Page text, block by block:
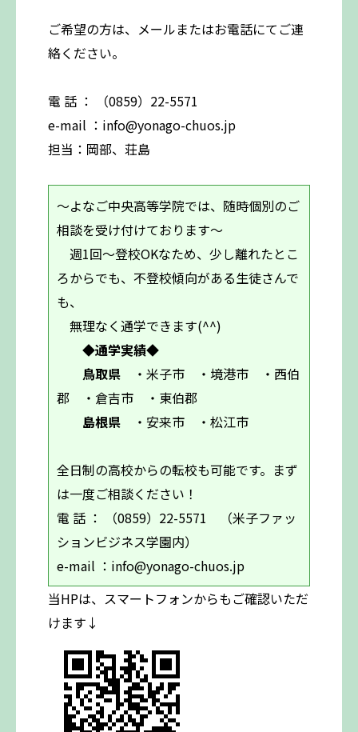
ご希望の方は、メールまたはお電話にてご連
絡ください。
電 話 ： （0859）22-5571
e-mail ：info@yonago-chuos.jp
担当：岡部、荘島
～よなご中央高等学院では、随時個別のご
相談を受け付けております～
週1回～登校OKなため、少し離れたとこ
ろからでも、不登校傾向がある生徒さんで
も、
無理なく通学できます(^^)
◆通学実績◆
鳥取県 ・米子市 ・境港市 ・西伯
郡 ・倉吉市 ・東伯郡
島根県 ・安来市 ・松江市
全日制の高校からの転校も可能です。まず
は一度ご相談ください！
電 話 ： （0859）22-5571 （米子ファッ
ションビジネス学園内）
e-mail ：info@yonago-chuos.jp
当HPは、スマートフォンからもご確認いただ
けます↓